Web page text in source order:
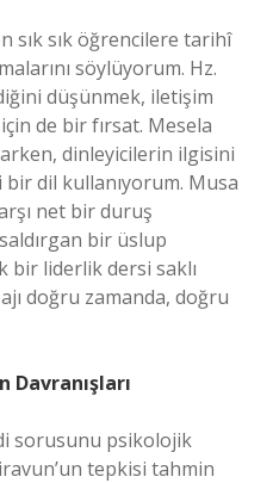
sık sık öğrencilere tarihî
söylüyorum. Hz.
düşünmek, iletişim
de bir fırsat. Mesela
dinleyicilerin ilgisini
dil kullanıyorum. Musa
net bir duruş
bir üslup
bir liderlik dersi saklı
doğru zamanda, doğru
Davranışları
sorusunu psikolojik
tepkisi tahmin